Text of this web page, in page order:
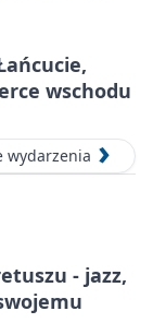
wschodu
wydarzenia
- jazz,